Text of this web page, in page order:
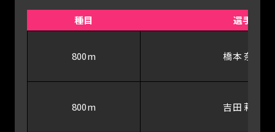
種目 選手
800m 橋本 奈津
800m 吉田 莉帆